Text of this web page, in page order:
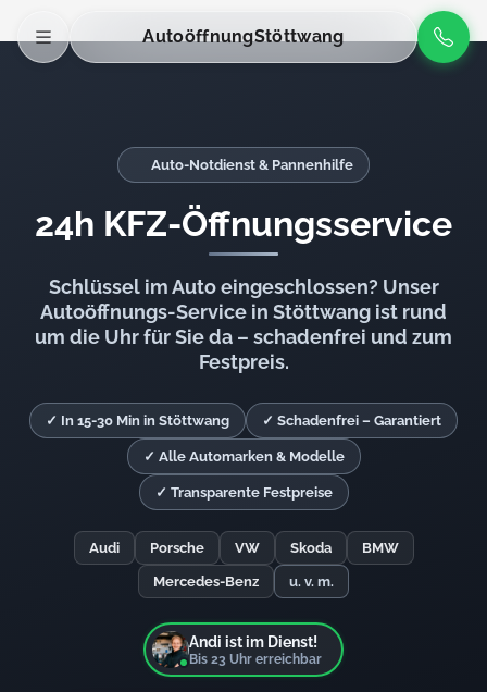
AutoöffnungStöttwang
Auto-Notdienst & Pannenhilfe
24h KFZ-Öffnungsservice
Schlüssel im Auto eingeschlossen? Unser
Autoöffnungs-Service in Stöttwang ist rund
um die Uhr für Sie da – schadenfrei und zum
Festpreis.
✓ In 15-30 Min in Stöttwang ✓ Schadenfrei – Garantiert
✓ Alle Automarken & Modelle
✓ Transparente Festpreise
Audi Porsche VW Skoda BMW
Mercedes-Benz u. v. m.
Andi ist im Dienst!
Bis 23 Uhr erreichbar